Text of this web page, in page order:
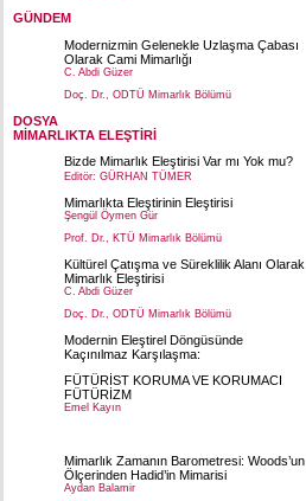
GÜNDEM
Modernizmin Gelenekle Uzlaşma Çabası
Olarak Cami Mimarlığı
C. Abdi Güzer
Doç. Dr., ODTÜ Mimarlık Bölümü
DOSYA
MİMARLIKTA ELEŞTİRİ
Bizde Mimarlık Eleştirisi Var mı Yok mu?
Editör: GÜRHAN TÜMER
Mimarlıkta Eleştirinin Eleştirisi
Şengül Öymen Gür
Prof. Dr., KTÜ Mimarlık Bölümü
Kültürel Çatışma ve Süreklilik Alanı Olarak
Mimarlık Eleştirisi
C. Abdi Güzer
Doç. Dr., ODTÜ Mimarlık Bölümü
Modernin Eleştirel Döngüsünde
Kaçınılmaz Karşılaşma:
FÜTÜRİST KORUMA VE KORUMACI
FÜTÜRİZM
Emel Kayın
Mimarlık Zamanın Barometresi: Woods’un
Ölçerinden Hadid’in Mimarisi
Aydan Balamir